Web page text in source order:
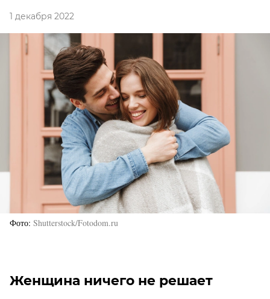
1 декабря 2022
Фото Shutterstock/Fotodom.ru
Женщина ничего не решает